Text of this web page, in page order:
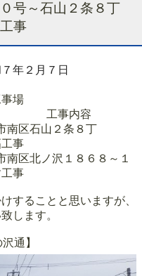
号～石山２条８丁
事
年２ 月７日
容
南区石山２条８丁
南区北ノ沢１８６８～１
工事
することと思いますが、
します。
通】